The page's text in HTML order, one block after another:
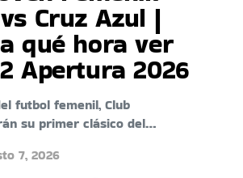
Cruz Azul |
qué hora ver
Apertura 2026
futbol femenil, Club
su primer clásico del…
7, 2026